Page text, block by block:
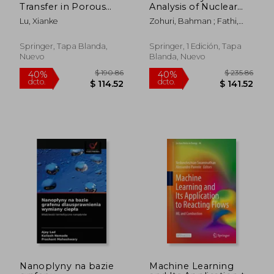
45% $ 97.80 40%
Transfer in Porous
Media Manufactured
by a Space Holder
Lu, Xianke
Springer, Tapa Blanda,
Nuevo
Analysis of Nuclear
Reactors (en Inglés)
Zohuri, Bahman ; Fathi,
Springer, 1 Edición, Tapa
Blanda, Nuevo
Nanoplyny na bazie
Machine Learning